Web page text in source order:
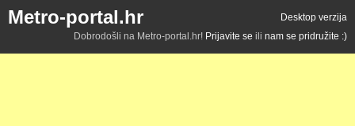
Metro-portal.hr
Desktop verzija
Dobrodošli na Metro-portal.hr! Prijavite se ili nam se pridružite :)